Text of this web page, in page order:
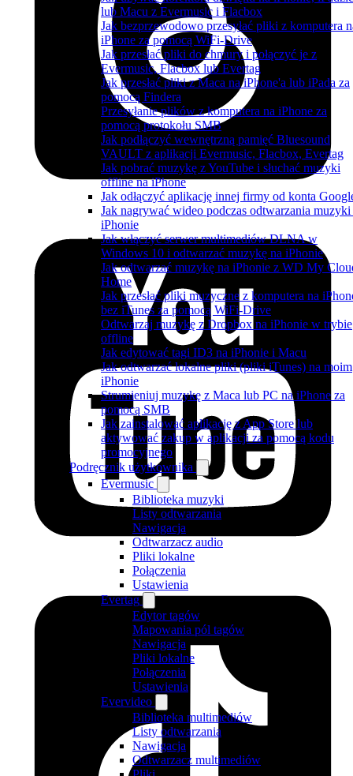
lub Macu z Evermusic i Flacbox
Jak bezprzewodowo przesyłać pliki z komputera
iPhone za pomocą WiFi-Drive
Jak przesłać pliki do chmury i połączyć je z
Evermusic, Flacbox lub Evertag
Jak przesłać pliki z Maca na iPhone'a lub iPada za
pomocą Findera
Przesyłanie plików z komputera na iPhone za
pomocą protokołu SMB
Jak podłączyć wewnętrzną pamięć Bluesound
VAULT z aplikacji Evermusic, Flacbox, Evertag
Jak pobrać muzykę z YouTube i słuchać muzyki
offline na iPhone
Jak odłączyć aplikację innej firmy od konta
Jak nagrywać wideo podczas odtwarzania muzyki
iPhonie
Jak włączyć serwer multimediów DLNA w
Windows 10 i odtwarzać muzykę na iPhonie
Jak odtwarzać muzykę na iPhonie z WD My
Home
Jak przesłać pliki muzyczne z komputera na
bez iTunes za pomocą WiFi-Drive
Odtwarzaj muzykę z Dropbox na iPhonie w trybie
offline
Jak edytować tagi ID3 na iPhonie i Macu
Jak odtwarzać lokalne pliki (pliki iTunes) na moim
iPhonie
Strumieniuj muzykę z Maca lub PC na iPhone za
pomocą SMB
Jak zainstalować aplikację z App Store lub
aktywować zakup w aplikacji za pomocą kodu
promocyjnego
Podręcznik użytkownika
Evermusic
Biblioteka muzyki
Listy odtwarzania
Nawigacja
Odtwarzacz audio
Pliki lokalne
Połączenia
Ustawienia
Evertag
Edytor tagów
Mapowania pól tagów
Nawigacja
Pliki lokalne
Połączenia
Ustawienia
Evervideo
Biblioteka multimediów
Listy odtwarzania
Nawigacja
Odtwarzacz multimediów